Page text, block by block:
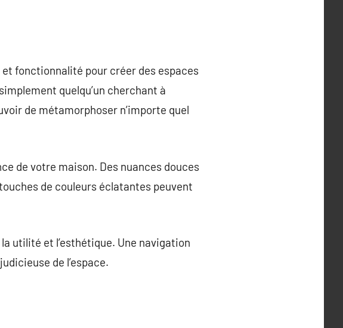
fonctionnalité pour créer des espaces
quelqu’un cherchant à
de métamorphoser n’importe quel
de votre maison. Des nuances douces
de couleurs éclatantes peuvent
utilité et l’esthétique. Une navigation
de l’espace.